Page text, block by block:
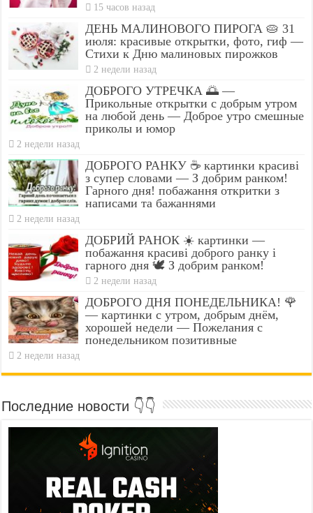
15 часов назад
ДЕНЬ МАЛИНОВОГО ПИРОГА 🥧 31
июля: красивые открытки, фото, гиф —
Стихи к Дню малиновых пирожков
2 недели назад
ДОБРОГО УТРЕЧКА 🌅 —
Прикольные открытки с добрым утром
на любой день — Доброе утро смешные
приколы и юмор
2 недели назад
ДОБРОГО РАНКУ ☕ картинки красиві
з супер словами — З добрим ранком!
Гарного дня! побажання откритки з
написами та бажаннями
2 недели назад
ДОБРИЙ РАНОК ☀️ картинки —
побажання красиві доброго ранку і
гарного дня 🕊️ З добрим ранком!
2 недели назад
ДОБРОГО ДНЯ ПОНЕДЕЛЬНИКА! 🌹
— картинки с утром, добрым днём,
хорошей недели — Пожелания с
понедельником позитивные
2 недели назад
Последние новости 👇👇